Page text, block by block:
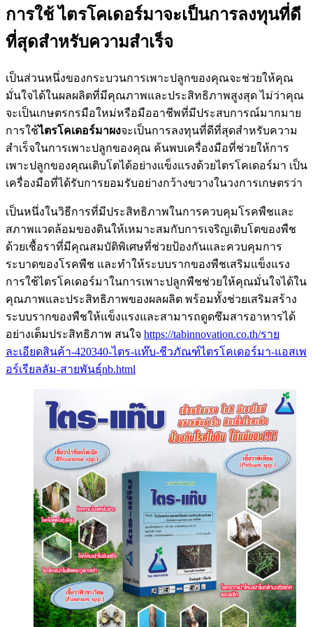
การใช้ ไตรโคเดอร์มาจะเป็นการลงทุนที่ดี
ที่สุดสำหรับความสำเร็จ
เป็นส่วนหนึ่งของกระบวนการเพาะปลูกของคุณจะช่วยให้คุณ
มั่นใจได้ในผลผลิตที่มีคุณภาพและประสิทธิภาพสูงสุด ไม่ว่าคุณ
จะเป็นเกษตรกรมือใหม่หรือมืออาชีพที่มีประสบการณ์มากมาย
การใช้ไตรโคเดอร์มาผงจะเป็นการลงทุนที่ดีที่สุดสำหรับความ
สำเร็จในการเพาะปลูกของคุณ ค้นพบเครื่องมือที่ช่วยให้การ
เพาะปลูกของคุณเติบโตได้อย่างแข็งแรงด้วยไตรโคเดอร์มา เป็น
เครื่องมือที่ได้รับการยอมรับอย่างกว้างขวางในวงการเกษตรว่า
เป็นหนึ่งในวิธีการที่มีประสิทธิภาพในการควบคุมโรคพืชและ
สภาพแวดล้อมของดินให้เหมาะสมกับการเจริญเติบโตของพืช
ด้วยเชื้อราที่มีคุณสมบัติพิเศษที่ช่วยป้องกันและควบคุมการ
ระบาดของโรคพืช และทำให้ระบบรากของพืชเสริมแข็งแรง
การใช้ไตรโคเดอร์มาในการเพาะปลูกพืชช่วยให้คุณมั่นใจได้ใน
คุณภาพและประสิทธิภาพของผลผลิต พร้อมทั้งช่วยเสริมสร้าง
ระบบรากของพืชให้แข็งแรงและสามารถดูดซึมสารอาหารได้
อย่างเต็มประสิทธิภาพ สนใจ https://tabinnovation.co.th/ราย
ละเอียดสินค้า-420340-ไตร-แท๊บ-ชีวภัณฑ์ไตรโคเดอร์มา-แอสเพ
อร์เรียลลัม-สายพันธุ์nb.html